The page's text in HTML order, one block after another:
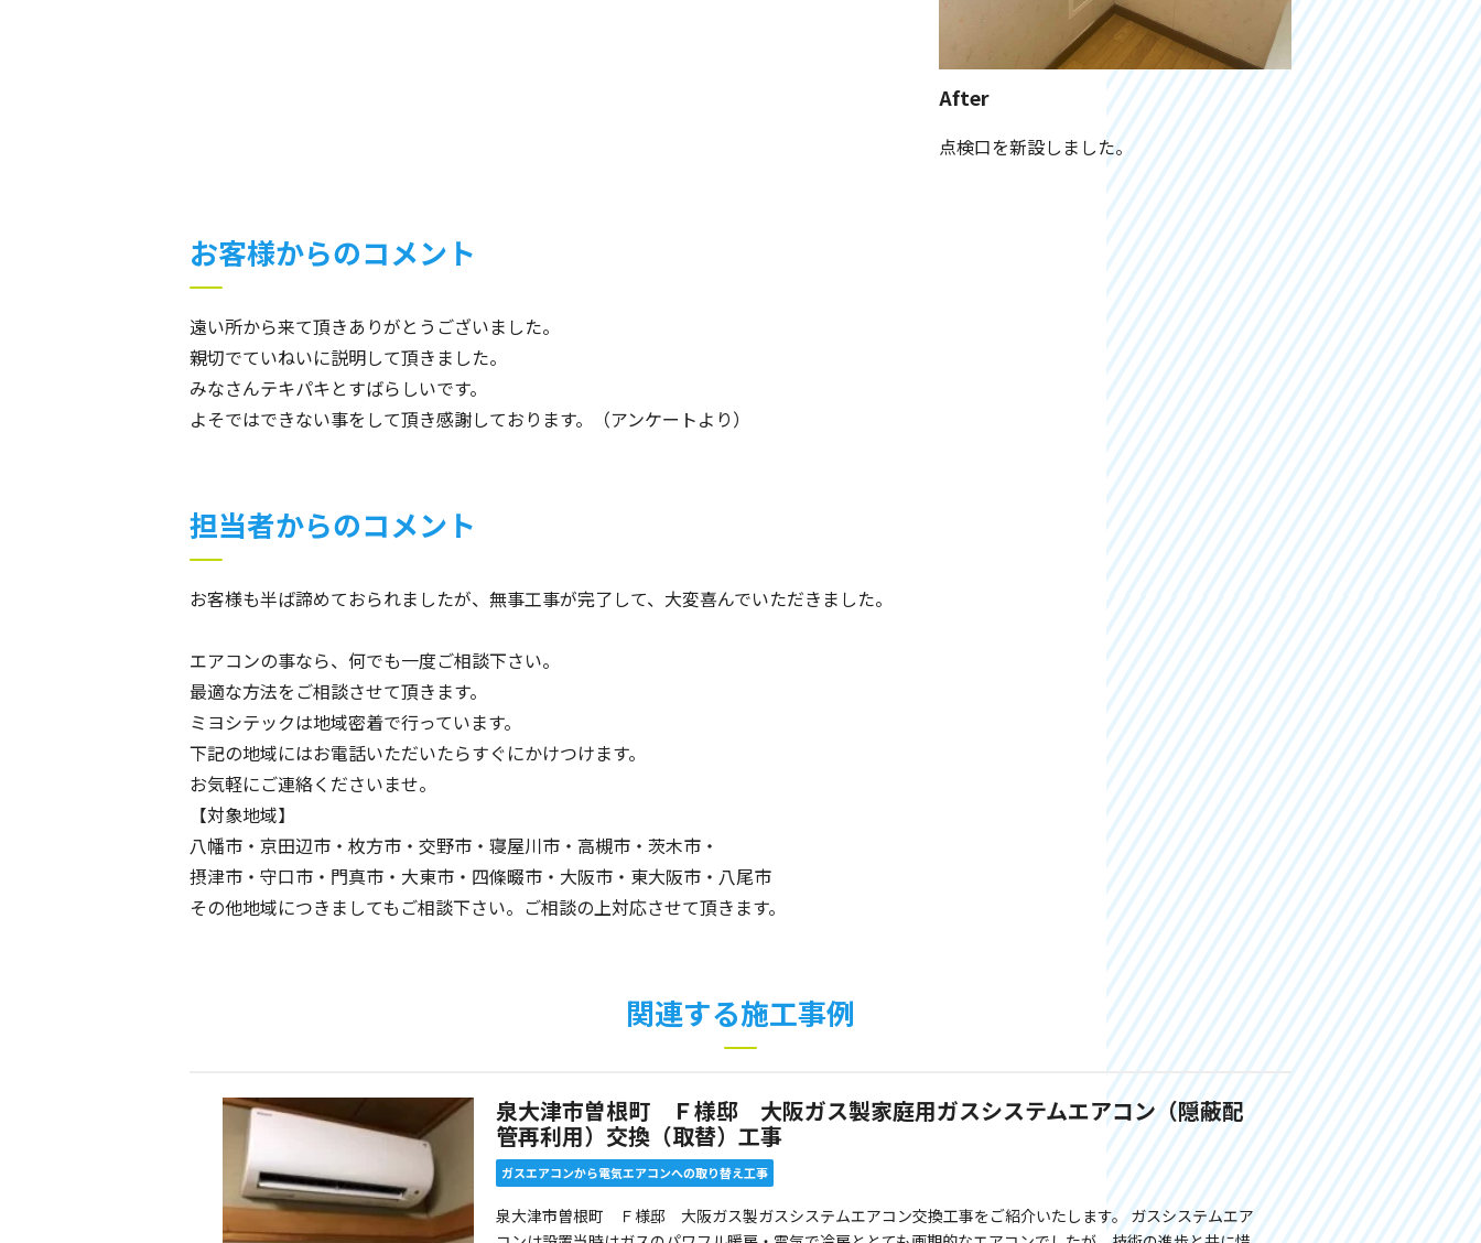
After
点検口を新設しました。
お客様からのコメント
遠い所から来て頂きありがとうございました。
親切でていねいに説明して頂きました。
みなさんテキパキとすばらしいです。
よそではできない事をして頂き感謝しております。（アンケートより）
担当者からのコメント
お客様も半ば諦めておられましたが、無事工事が完了して、大変喜んでいただきました。
エアコンの事なら、何でも一度ご相談下さい。
最適な方法をご相談させて頂きます。
ミヨシテックは地域密着で行っています。
下記の地域にはお電話いただいたらすぐにかけつけます。
お気軽にご連絡くださいませ。
【対象地域】
八幡市・京田辺市・枚方市・交野市・寝屋川市・高槻市・茨木市・
摂津市・守口市・門真市・大東市・四條畷市・大阪市・東大阪市・八尾市
その他地域につきましてもご相談下さい。ご相談の上対応させて頂きます。
関連する施工事例
泉大津市曽根町 Ｆ様邸 大阪ガス製家庭用ガスシステムエアコン（隠蔽配
管再利用）交換（取替）工事
ガスエアコンから電気エアコンへの取り替え工事
泉大津市曽根町 Ｆ様邸 大阪ガス製ガスシステムエアコン交換工事をご紹介いたします。 ガスシステムエア